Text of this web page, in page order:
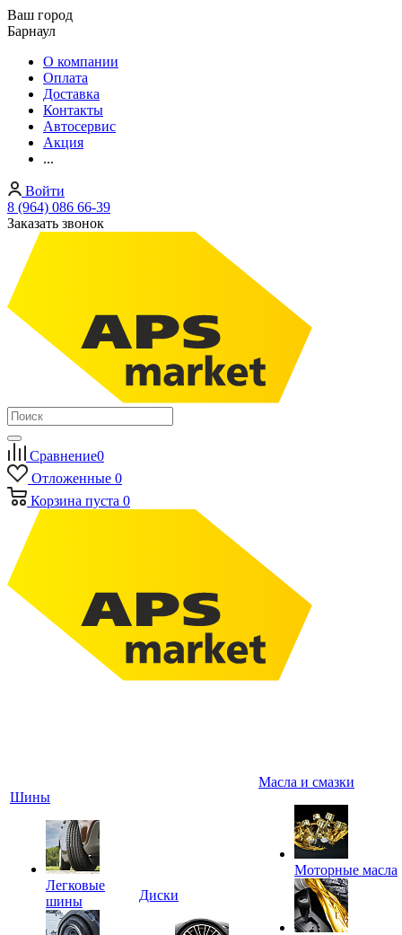
Ваш город
Барнаул
О компании
Оплата
Доставка
Контакты
Автосервис
Акция
...
Войти
8 (964) 086 66-39
Заказать звонок
Сравнение0
Отложенные 0
Корзина пуста 0
Шины
Легковые
шины
Диски
Масла и смазки
Моторные масла